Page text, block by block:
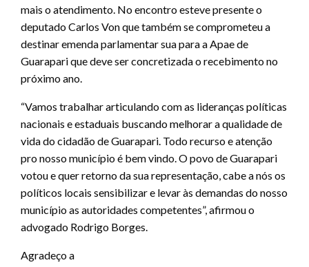
mais o atendimento. No encontro esteve presente o
deputado Carlos Von que também se comprometeu a
destinar emenda parlamentar sua para a Apae de
Guarapari que deve ser concretizada o recebimento no
próximo ano.
“Vamos trabalhar articulando com as lideranças políticas
nacionais e estaduais buscando melhorar a qualidade de
vida do cidadão de Guarapari. Todo recurso e atenção
pro nosso município é bem vindo. O povo de Guarapari
votou e quer retorno da sua representação, cabe a nós os
políticos locais sensibilizar e levar às demandas do nosso
município as autoridades competentes”, afirmou o
advogado Rodrigo Borges.
Agradeço a